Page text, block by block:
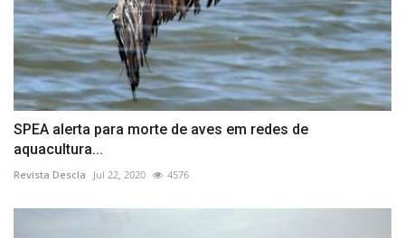
SPEA alerta para morte de aves em redes de
aquacultura...
Revista Descla Jul 22, 2020 4576